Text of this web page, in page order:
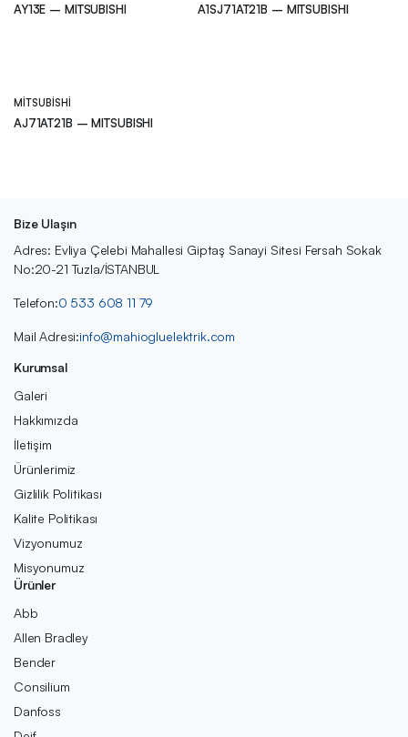
AY13E – MITSUBISHI A1SJ71AT21B – MITSUBISHI
MITSUBISHI
AJ71AT21B – MITSUBISHI
Bize Ulaşın
Adres: Evliya Çelebi Mahallesi Giptaş Sanayi Sitesi Fersah Sokak
No:20-21 Tuzla/İSTANBUL
Telefon:0 533 608 11 79
Mail Adresi:info@mahiogluelektrik.com
Kurumsal
Galeri
Hakkımızda
İletişim
Ürünlerimiz
Gizlilik Politikası
Kalite Politikası
Vizyonumuz
Misyonumuz
Ürünler
Abb
Allen Bradley
Bender
Consilium
Danfoss